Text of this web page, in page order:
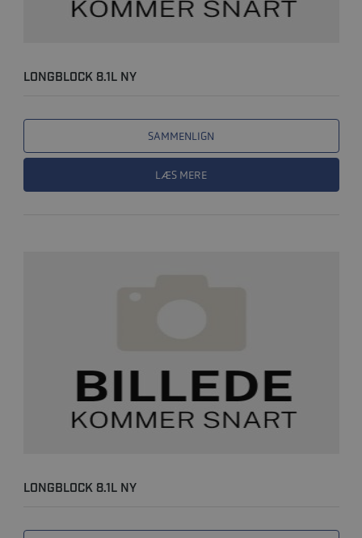
LONGBLOCK 8.1L NY
SAMMENLIGN
LÆS MERE
LONGBLOCK 8.1L NY